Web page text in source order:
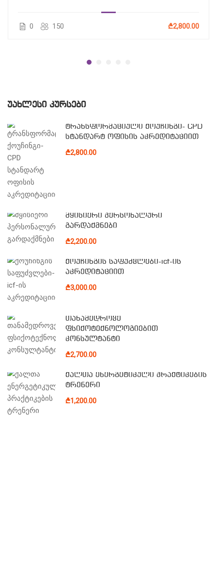
0 150 ₾2,800.00
ᲣᲐᲮᲚᲔᲡᲘ ᲙᲣᲠᲡᲔᲑᲘ
ტრანსფორმაციული ქოუჩინგი- CPD
სტანდარტ ოფისის აკრედიტაციით
₾2,800.00
მყისიერი პერსონალური
გარდაქმნები
₾2,200.00
ქოუჩინგის საფუძვლები-icf-ის
აკრედიტაციით
₾3,000.00
თანამედროვე
ფსიქოტექნოლოგიებით
კონსულტანტი
₾2,700.00
ქალთა ენერგეტიკული პრაქტიკების
ტრენერი
₾1,200.00